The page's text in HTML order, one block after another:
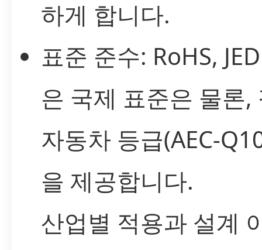
하게 합니다.
표준 준수: RoHS,
은 국제 표준은 물론,
자동차 등급(AEC-
을 제공합니다.
산업별 적용과 설계